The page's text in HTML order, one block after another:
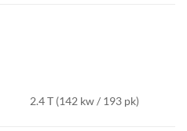
2.4 T (142 kw / 193 pk)